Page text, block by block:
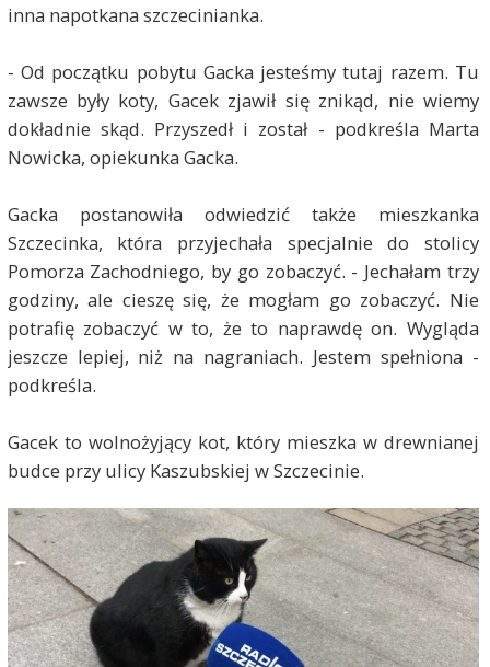
inna napotkana szczecinianka.
- Od początku pobytu Gacka jesteśmy tutaj razem. Tu
zawsze były koty, Gacek zjawił się znikąd, nie wiemy
dokładnie skąd. Przyszedł i został - podkreśla Marta
Nowicka, opiekunka Gacka.
Gacka postanowiła odwiedzić także mieszkanka
Szczecinka, która przyjechała specjalnie do stolicy
Pomorza Zachodniego, by go zobaczyć. - Jechałam trzy
godziny, ale cieszę się, że mogłam go zobaczyć. Nie
potrafię zobaczyć w to, że to naprawdę on. Wygląda
jeszcze lepiej, niż na nagraniach. Jestem spełniona -
podkreśla.
Gacek to wolnożyjący kot, który mieszka w drewnianej
budce przy ulicy Kaszubskiej w Szczecinie.